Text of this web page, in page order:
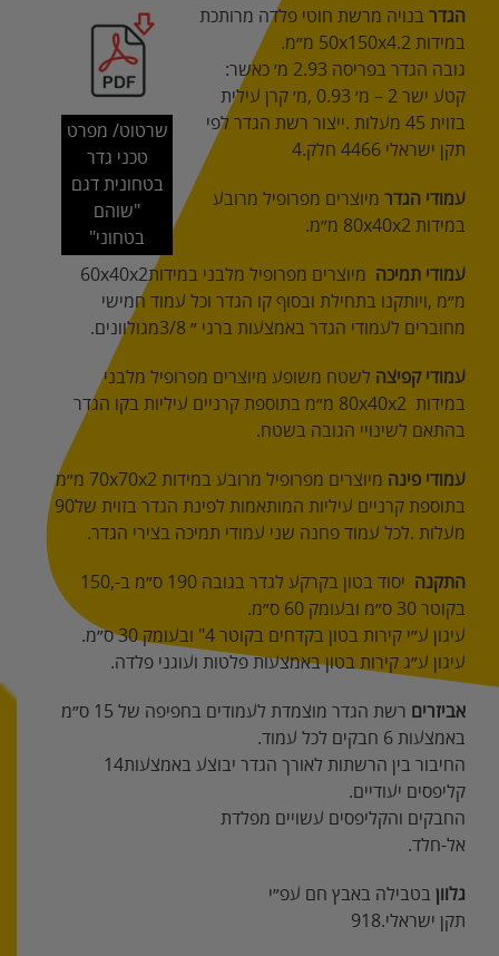
שרטוט/ מפרט
טכני גדר
בטחונית דגם
"שוהם
בטחוני"
הגדר
‬במידות‭ ‬50x150x4.2‭ ‬מ״מ‭.‬
גובה‭ ‬הגדר‭ ‬בפריסה‭ ‬2.93‭ ‬מ׳‭ ‬כאשר‭: ‬
קטע‭ ‬ישר‭ – ‬2‭ ‬מ׳‭, ‬0.93‭ ‬מ׳‭ ‬קרן‭ ‬עילית‭ ‬
בזוית‭ ‬45‭ ‬מעלות‭. ‬
‬תקן‭ ‬ישראלי‭ ‬4466‭ ‬חלק‭ ‬4‭.‬
עמודי‭ ‬הגדר
‬במידות‭ ‬80x40x2‭ ‬מ״מ‭.‬
עמודי‭ ‬תמיכה
‬מיוצרים‭ ‬מפרופיל‭ ‬מלבני‭ ‬במידות‭ ‬60x40x2‭
‬מחוברים‭ ‬לעמודי‭ ‬הגדר‭ ‬באמצעות‭ ‬ברגי‭ ‬״3/8‭ ‬מגולוונים‭.‬
עמודי‭ ‬קפיצה
‬במידות‭ ‬80x40x2‭
‬בהתאם‭ ‬לשינויי‭ ‬הגובה‭ ‬בשטח‭.‬
עמודי‭ ‬פינה
‬בתוספת‭ ‬קרניים‭ ‬עיליות‭ ‬המותאמות‭ ‬לפינת‭ ‬הגדר‭ ‬בזוית‭ ‬של‭ ‬90‭
‬מעלות‭. ‬לכל‭ ‬עמוד‭ ‬פחנה‭ ‬שני‭ ‬עמודי‭ ‬תמיכה‭ ‬בצירי‭ ‬הגדר‭.‬
התקנה
‬יסוד‭ ‬בטון‭ ‬בקרקע‭ ‬לגדר‭ ‬בגובה‭ ‬190‭ ‬ס״מ‭ ‬ב-150‭,
‬בקוטר‭ ‬30‭ ‬ס״מ‭ ‬ובעומק‭ ‬60‭ ‬ס״מ‭.‬
עיגון‭ ‬ע״י‭ ‬קירות‭ ‬בטון‭ ‬בקדחים‭ ‬בקוטר‭ "‬4‭ ‬ובעומק‭ ‬30‭ ‬ס״מ‭. ‬
עיגון‭ ‬ע״ג‭ ‬קירות‭ ‬בטון‭ ‬באמצעות‭ ‬פלטות‭ ‬ועוגני‭ ‬פלדה‭.‬
אביזרים
‬באמצעות‭ ‬6‭ ‬חבקים‭ ‬לכל‭ ‬עמוד‭.‬
החיבור‭ ‬בין‭ ‬הרשתות‭ ‬לאורך‭ ‬הגדר‭ ‬יבוצע‭ ‬באמצעות‭ ‬14‭
‬קליפסים‭ ‬יעודיים‭.‬
החבקים‭ ‬והקליפסים‭ ‬עשויים‭ ‬מפלדת‭ ‬
אל‭-‬חלד‭.‬
גלוון‭ ‬ בטבילה‭ ‬באבץ‭ ‬חם‭ ‬עפ״י‭ ‬
תקן‭ ‬ישראלי‭ ‬918‭.‬